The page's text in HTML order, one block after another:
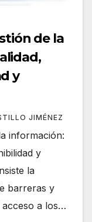
y
JIMÉNEZ
información:
y
la
barreras y
acceso a los…